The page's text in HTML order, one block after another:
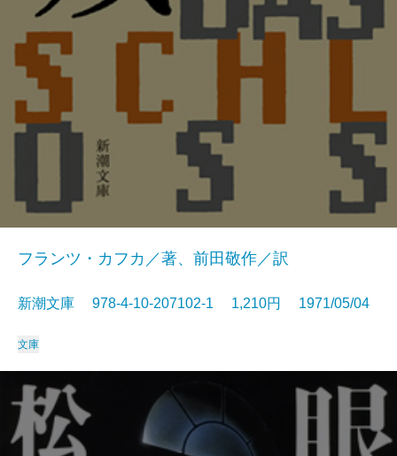
フランツ・カフカ／著、前田敬作／訳
新潮文庫 978-4-10-207102-1 1,210円 1971/05/04
文庫